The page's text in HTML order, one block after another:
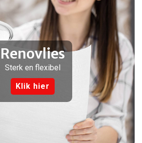
Renovlies
Sterk en flexibel
Klik hier